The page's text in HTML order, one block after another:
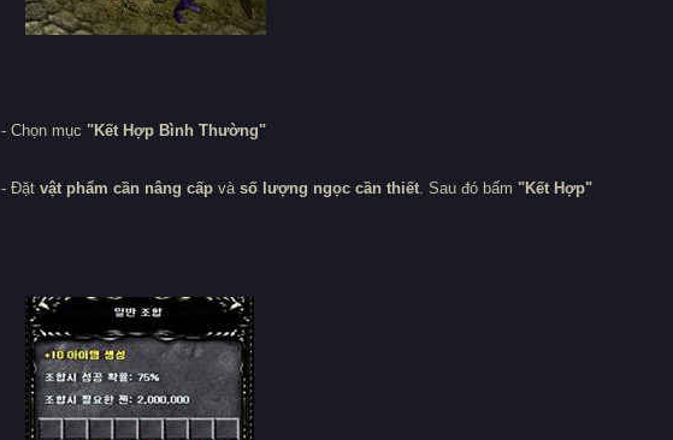
- Chọn mục "Kết Hợp Bình Thường"
- Đặt vật phẩm cần nâng cấp và số lượng ngọc cần thiết. Sau đó bấm "Kết Hợp"